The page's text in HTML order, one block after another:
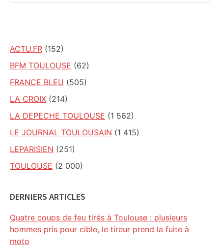
ACTU.FR (152)
BFM TOULOUSE (62)
FRANCE BLEU (505)
LA CROIX (214)
LA DEPECHE TOULOUSE (1 562)
LE JOURNAL TOULOUSAIN (1 415)
LEPARISIEN (251)
TOULOUSE (2 000)
DERNIERS ARTICLES
Quatre coups de feu tirés à Toulouse : plusieurs
hommes pris pour cible, le tireur prend la fuite à
moto